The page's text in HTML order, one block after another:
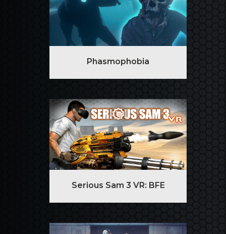
Phasmophobia
Serious Sam 3 VR: BFE